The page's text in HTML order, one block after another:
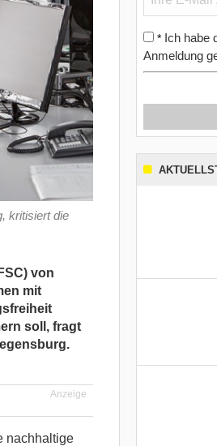
kritisiert die
von
mit
soll, fragt
Anzeige
nachhaltige
* Ich habe
Anmeldung